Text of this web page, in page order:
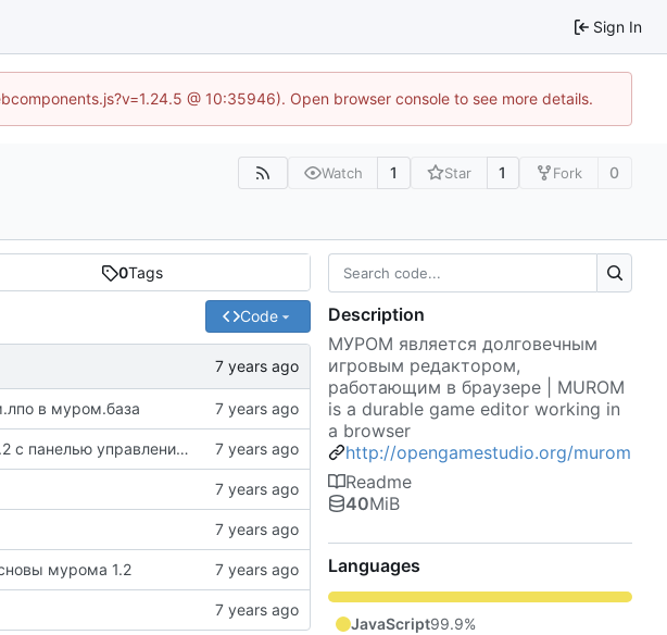
Sign In
@ 10:35946). Open browser console to see more details.
Watch 1 Star 1 Fork 0
0Tags
Code
в муром.база
Реализовать расширяемую платформу Муром 1.2 с панелью управления 1.0.0
мурома 1.2
Description
МУРОМ является долговечным
игровым редактором,
работающим в браузере | MUROM
is a durable game editor working in
a browser
http://opengamestudio.org/murom
Readme
40MiB
Languages
JavaScript99.9%